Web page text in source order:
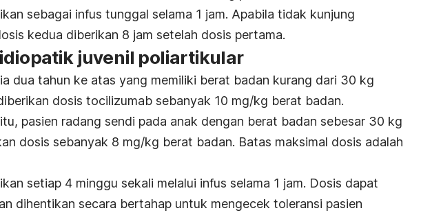
sebagai infus tunggal selama 1 jam. Apabila tidak kunjung
kedua diberikan 8 jam setelah dosis pertama.
juvenil poliartikular
dua tahun ke atas yang memiliki berat badan kurang dari 30 kg
dosis tocilizumab sebanyak 10 mg/kg berat badan.
pasien radang sendi pada anak dengan berat badan sebesar 30 kg
dosis sebanyak 8 mg/kg berat badan. Batas maksimal dosis adalah
setiap 4 minggu sekali melalui infus selama 1 jam. Dosis dapat
dihentikan secara bertahap untuk mengecek toleransi pasien